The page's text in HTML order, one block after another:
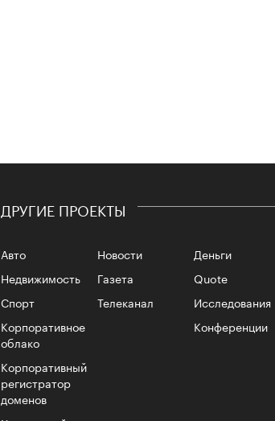
4 коллаборации,
пропустить
ДРУГИЕ ПРОЕКТЫ
Авто
Недвижимость
Спорт
Корпоративное
облако
Корпоративный
регистратор
доменов
Новости
Газета
Телеканал
Деньги
Quote
Исследования
Конференции